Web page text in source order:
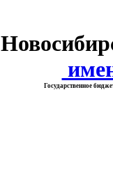
Государственное